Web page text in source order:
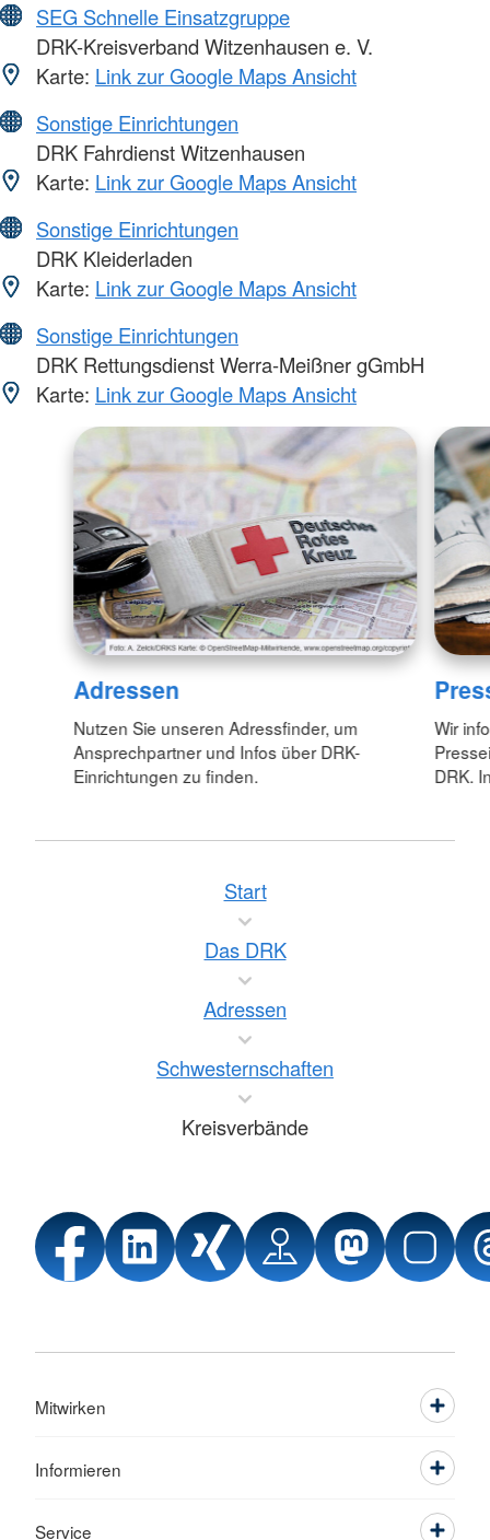
SEG Schnelle Einsatzgruppe
DRK-Kreisverband Witzenhausen e. V.
Karte: Link zur Google Maps Ansicht
Sonstige Einrichtungen
DRK Fahrdienst Witzenhausen
Karte: Link zur Google Maps Ansicht
Sonstige Einrichtungen
DRK Kleiderladen
Karte: Link zur Google Maps Ansicht
Sonstige Einrichtungen
DRK Rettungsdienst Werra-Meißner gGmbH
Karte: Link zur Google Maps Ansicht
Adressen
Nutzen Sie unseren Adressfinder, um
Ansprechpartner und Infos über DRK-
Einrichtungen zu finden.
Wir
DRK.
Start
Das DRK
Adressen
Schwesternschaften
Kreisverbände
Mitwirken
Informieren
Service